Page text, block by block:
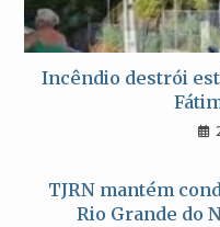
Incêndio destrói
TJRN mantém
Rio Grande do